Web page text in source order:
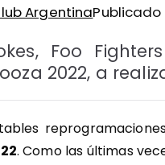
ArgentinaPublicado
Foo
2022, a
. Como las últimas